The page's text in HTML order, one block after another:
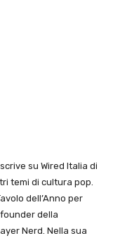
su Wired Italia di
temi di cultura pop.
dell’Anno per
della
Nerd. Nella sua